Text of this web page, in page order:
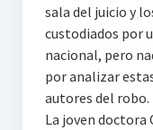
sala del juicio y
custodiados por
nacional, pero
por analizar
autores del robo.
La joven doctora